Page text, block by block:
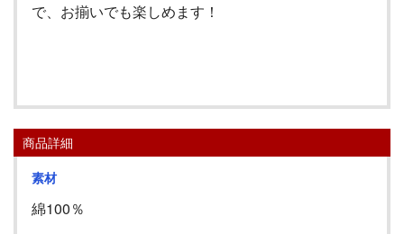
で、お揃いでも楽しめます！
商品詳細
素材
綿100％